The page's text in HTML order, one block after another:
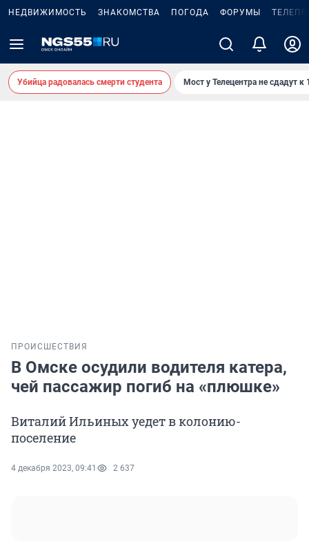
НЕДВИЖИМОСТЬ ЗНАКОМСТВА ПОГОДА ФОРУМЫ
Убийца радовалась смерти студента Мост у Телецентра не сдадут к
ПРОИСШЕСТВИЯ
В Омске осудили водителя катера,
чей пассажир погиб на «плюшке»
Виталий Ильиных уедет в колонию-
поселение
4 декабря 2023, 09:41 2 637